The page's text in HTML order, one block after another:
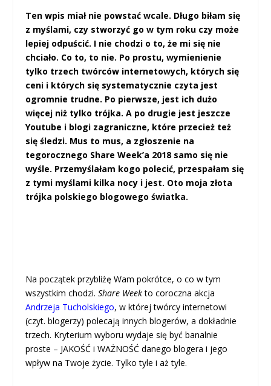
Ten wpis miał nie powstać wcale. Długo biłam się
z myślami, czy stworzyć go w tym roku czy może
lepiej odpuścić. I nie chodzi o to, że mi się nie
chciało. Co to, to nie. Po prostu, wymienienie
tylko trzech twórców internetowych, których się
ceni i których się systematycznie czyta jest
ogromnie trudne. Po pierwsze, jest ich dużo
więcej niż tylko trójka. A po drugie jest jeszcze
Youtube i blogi zagraniczne, które przecież też
się śledzi. Mus to mus, a zgłoszenie na
tegorocznego Share Week’a 2018 samo się nie
wyśle. Przemyślałam kogo polecić, przespałam się
z tymi myślami kilka nocy i jest. Oto moja złota
trójka polskiego blogowego światka.
Na początek przybliżę Wam pokrótce, o co w tym
wszystkim chodzi.Share Weekto coroczna akcja
Andrzeja Tucholskiego, w której twórcy internetowi
(czyt. blogerzy) polecają innych blogerów, a dokładnie
trzech. Kryterium wyboru wydaje się być banalnie
proste – JAKOŚĆ i WAŻNOŚĆ danego blogera i jego
wpływ na Twoje życie. Tylko tyle i aż tyle.